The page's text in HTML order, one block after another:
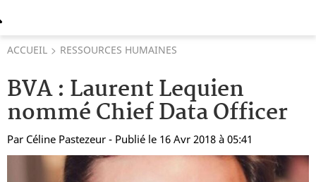
ACCUEIL RESSOURCES HUMAINES
BVA : Laurent Lequien
nommé Chief Data Officer
Par Céline Pastezeur - Publié le 16 Avr 2018 à 05:41